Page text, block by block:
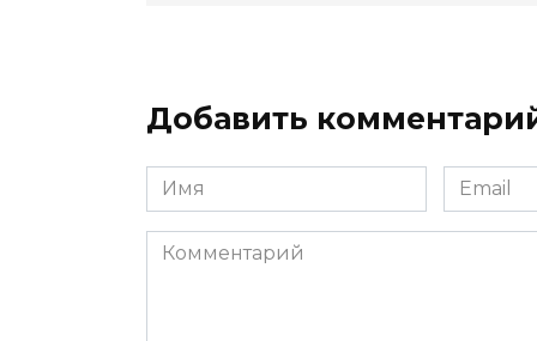
Добавить
Имя
*
Email
*
Комментарий